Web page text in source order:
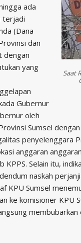
Saat
ada
terjadi
(Dana
dan
dengan
yang
Gubernur
oleh
Sumsel
penyelenggara
anggaran
KPPS. Selain itu,
naskah
KPU Sumsel
ke komisioner KPU